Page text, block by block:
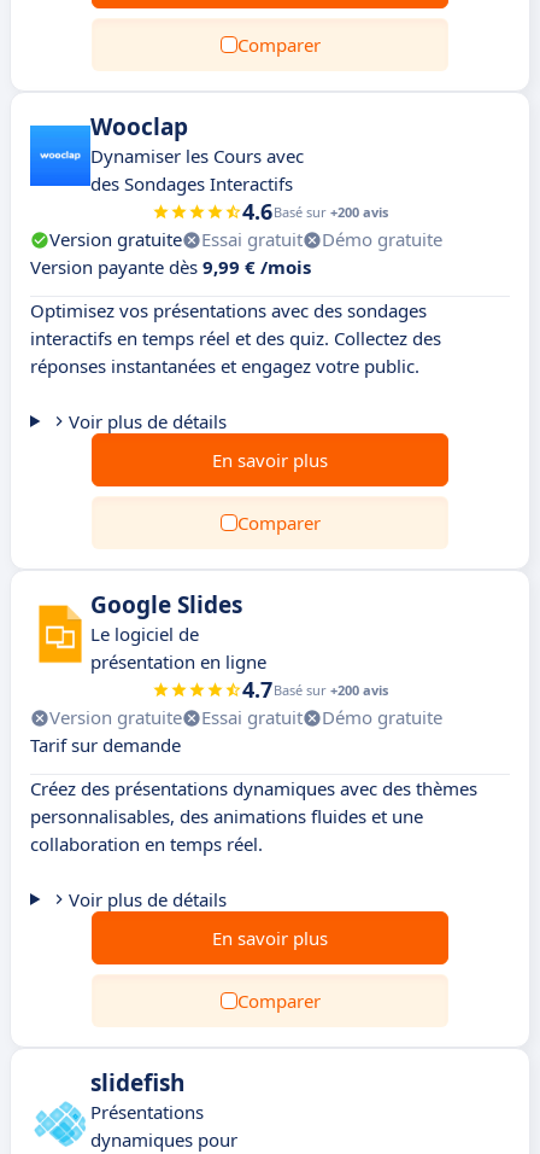
Comparer
Wooclap
Dynamiser les Cours avec
des Sondages Interactifs
4.6Basé sur +200 avis
Version gratuite Essai gratuit
Démo gratuite
Version payante dès 9,99 € /mois
Optimisez vos présentations avec des sondages
interactifs en temps réel et des quiz. Collectez des
réponses instantanées et engagez votre public.
Voir plus de détails
En savoir plus
Comparer
Google Slides
Le logiciel de
présentation en ligne
4.7Basé sur +200 avis
Version gratuite Essai gratuit
Démo gratuite
Tarif sur demande
Créez des présentations dynamiques avec des thèmes
personnalisables, des animations fluides et une
collaboration en temps réel.
Voir plus de détails
En savoir plus
Comparer
slidefish
Présentations
dynamiques pour